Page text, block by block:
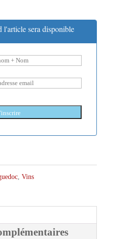
l'article sera disponible
, Vins